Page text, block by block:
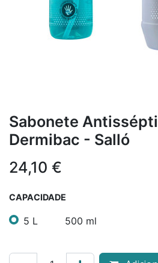
Sabonete
Dermibac - Salló
24,10 €
CAPACIDADE
5 L 500 ml